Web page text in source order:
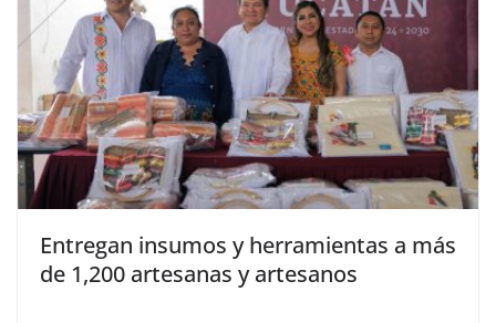
Entregan insumos y herramientas a más
de 1,200 artesanas y artesanos